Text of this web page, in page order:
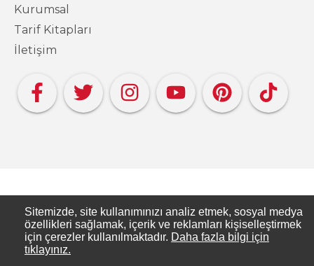
Kurumsal
Tarif Kitapları
İletişim
Copyright PAKMAYA - Pakmaya Mutfakta
Pakmaya Mutfakta, Pakmaya’nın resmi tarif
sitesidir.
Sitemizde, site kullanımınızı analiz etmek, sosyal medya
özellikleri sağlamak, içerik ve reklamları kişiselleştirmek
için çerezler kullanılmaktadır. Daha fazla bilgi için
tıklayınız.